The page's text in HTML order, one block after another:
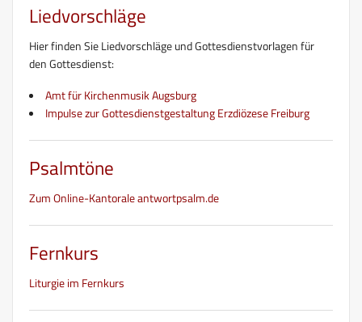
Liedvorschläge
Hier finden Sie Liedvorschläge und Gottesdienstvorlagen für
den Gottesdienst:
Amt für Kirchenmusik Augsburg
Impulse zur Gottesdienstgestaltung Erzdiözese Freiburg
Psalmtöne
Zum Online-Kantorale antwortpsalm.de
Fernkurs
Liturgie im Fernkurs